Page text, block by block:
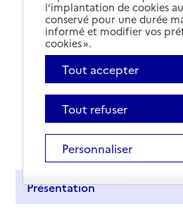
Présentation
l’implantation de cookies
conservé pour une durée
informé et modifier vos
cookies ».
Tout accepter
Tout refuser
Personnaliser